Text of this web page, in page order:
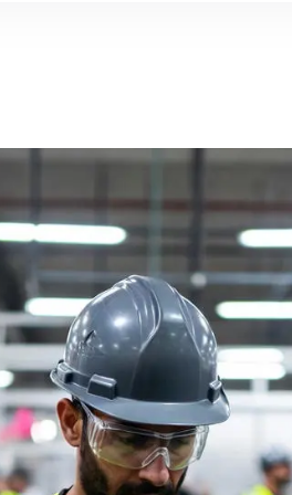
Leiden
Rotterdam
Roemenië